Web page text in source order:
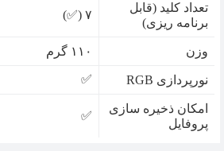
تعداد کلید (قابل
برنامه ریزی)
۷ (✅)
وزن ۱۱۰ گرم
نورپردازی RGB ✅️
امکان ذخیره سازی
پروفایل
✅️